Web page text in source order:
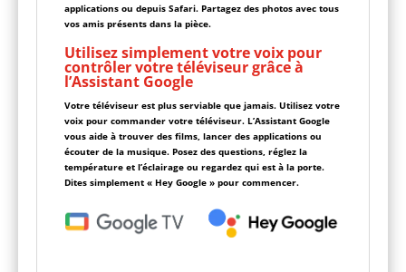
applications ou depuis Safari. Partagez des photos avec tous
vos amis présents dans la pièce.
Utilisez simplement votre voix pour
contrôler votre téléviseur grâce à
l’Assistant Google
Votre téléviseur est plus serviable que jamais. Utilisez votre
voix pour commander votre téléviseur. L’Assistant Google
vous aide à trouver des films, lancer des applications ou
écouter de la musique. Posez des questions, réglez la
température et l’éclairage ou regardez qui est à la porte.
Dites simplement « Hey Google » pour commencer.